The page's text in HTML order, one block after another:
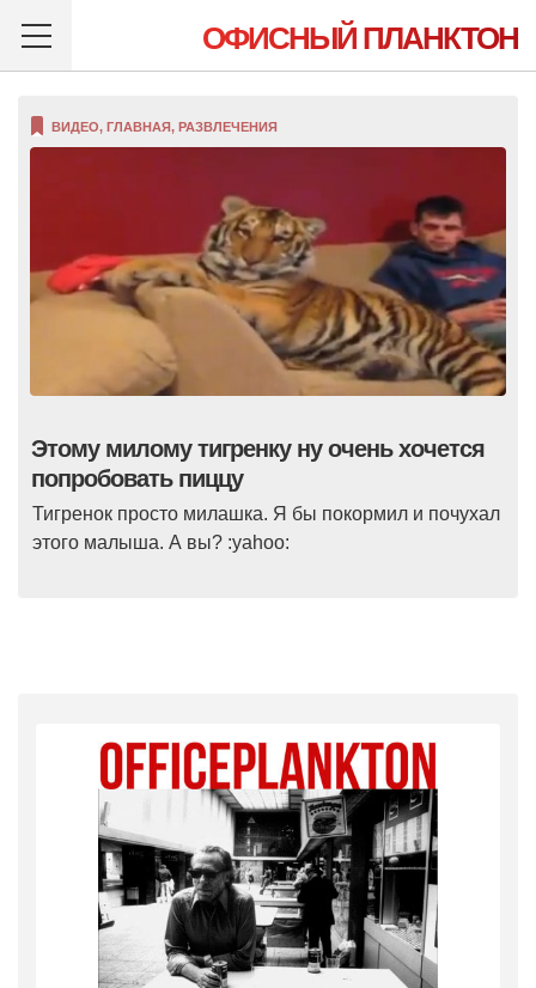
ОФИСНЫЙ ПЛАНКТОН
ВИДЕО, ГЛАВНАЯ, РАЗВЛЕЧЕНИЯ
Этому милому тигренку ну очень хочется
попробовать пиццу
Тигренок просто милашка. Я бы покормил и почухал
этого малыша. А вы? :yahoo: